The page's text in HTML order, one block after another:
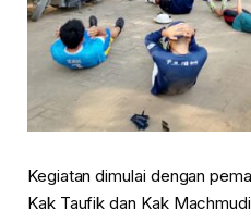
Kegiatan dimulai dengan
Kak Taufik dan Kak